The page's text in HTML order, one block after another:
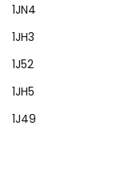
1JN4
1JH3
1J52
1JH5
1J49